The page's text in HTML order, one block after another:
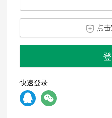
点
快速登录